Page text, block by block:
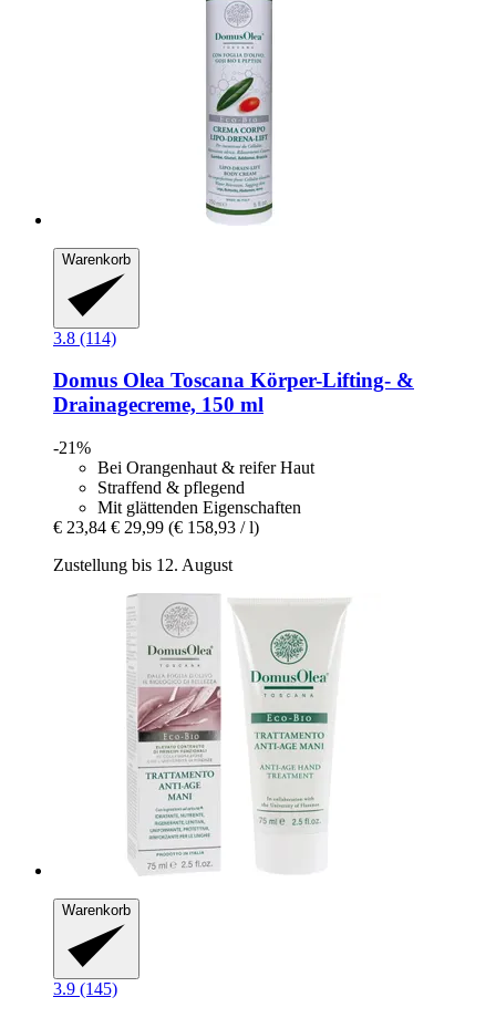
Warenkorb
3.8 (114)
Domus Olea Toscana Körper-​Lifting-​ &
Drainagecreme, 150 ml
-21%
Bei Orangenhaut & reifer Haut
Straffend & pflegend
Mit glättenden Eigenschaften
€ 23,84 € 29,99 (€ 158,93 / l)
Zustellung bis 12. August
Warenkorb
3.9 (145)